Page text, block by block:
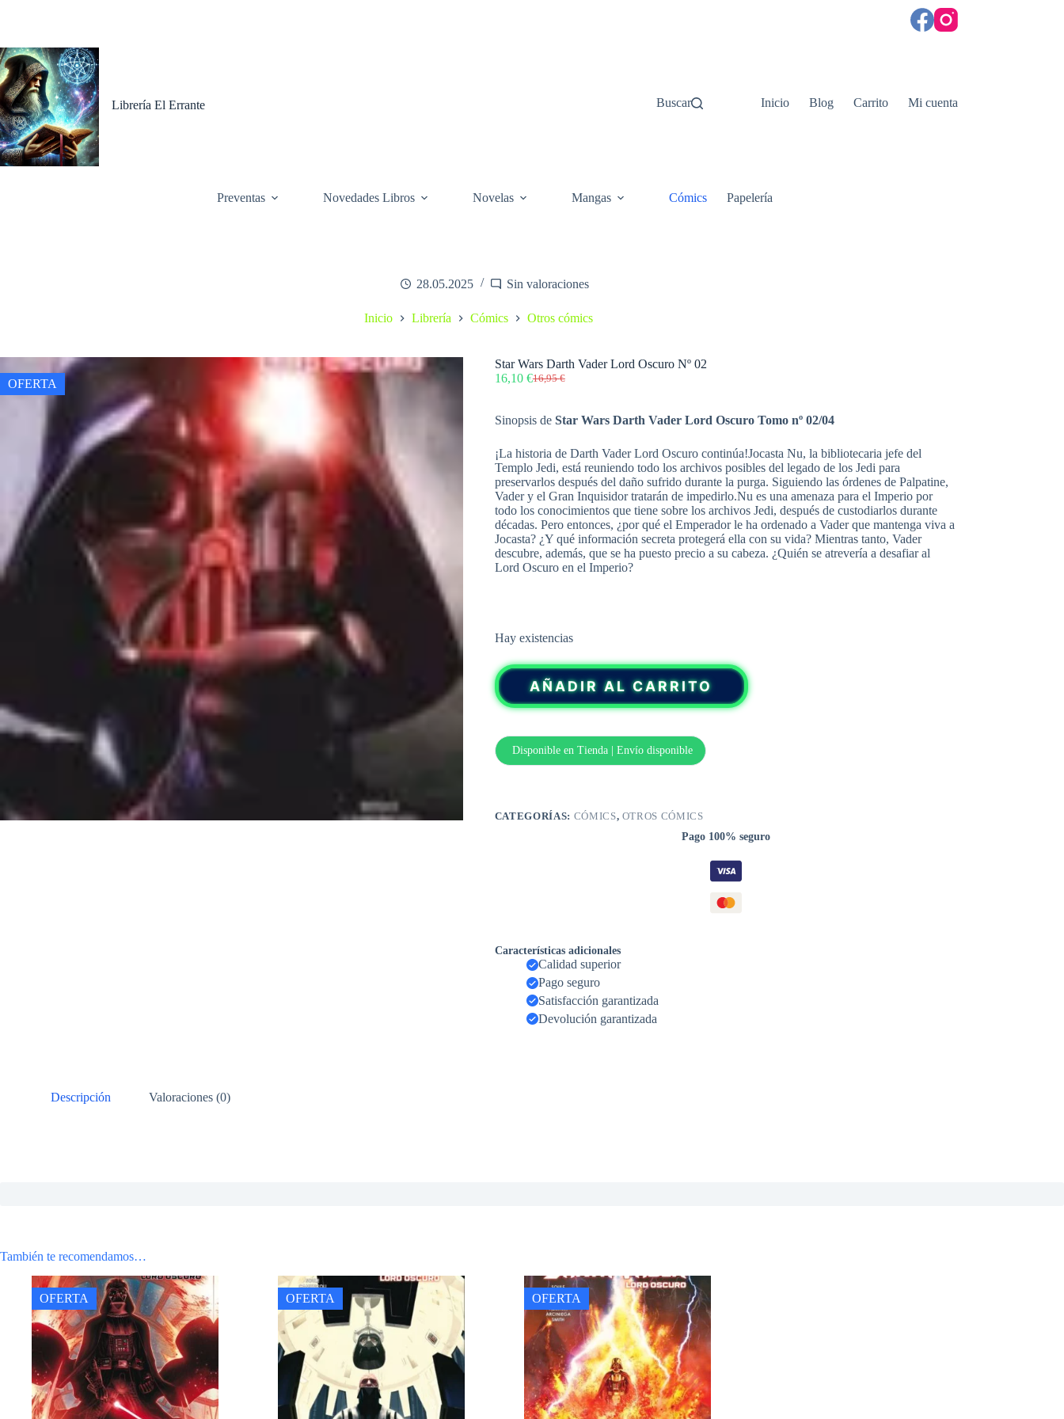
Librería El Errante Buscar Inicio Blog Carrito Mi cuenta
Preventas Novedades Libros Novelas Mangas Cómics Papelería
28.05.2025 Sin valoraciones
Inicio Librería Cómics Otros cómics
OFERTA
Star Wars Darth Vader Lord Oscuro Nº 02
16,95€
El
original
era:
16,10 €El
actual
es:
Sinopsis de Star Wars Darth Vader Lord Oscuro Tomo nº 02/04
¡La historia de Darth Vader Lord Oscuro continúa!Jocasta Nu, la bibliotecaria jefe del
Templo Jedi, está reuniendo todo los archivos posibles del legado de los Jedi para
preservarlos después del daño sufrido durante la purga. Siguiendo las órdenes de Palpatine,
Vader y el Gran Inquisidor tratarán de impedirlo.Nu es una amenaza para el Imperio por
todo los conocimientos que tiene sobre los archivos Jedi, después de custodiarlos durante
décadas. Pero entonces, ¿por qué el Emperador le ha ordenado a Vader que mantenga viva a
Jocasta? ¿Y qué información secreta protegerá ella con su vida? Mientras tanto, Vader
descubre, además, que se ha puesto precio a su cabeza. ¿Quién se atrevería a desafiar al
Lord Oscuro en el Imperio?
Hay existencias
AÑADIR AL CARRITO
Disponible en Tienda | Envío disponible
CATEGORÍAS: CÓMICS, OTROS CÓMICS
Pago 100% seguro
Características adicionales
Calidad superior
Pago seguro
Satisfacción garantizada
Devolución garantizada
Descripción Valoraciones (0)
También te recomendamos…
OFERTA OFERTA OFERTA